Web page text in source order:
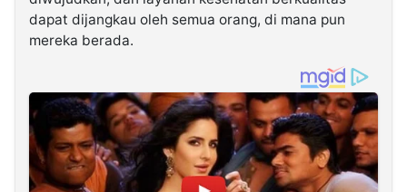
dapat dijangkau oleh semua orang, di mana pun
mereka berada.